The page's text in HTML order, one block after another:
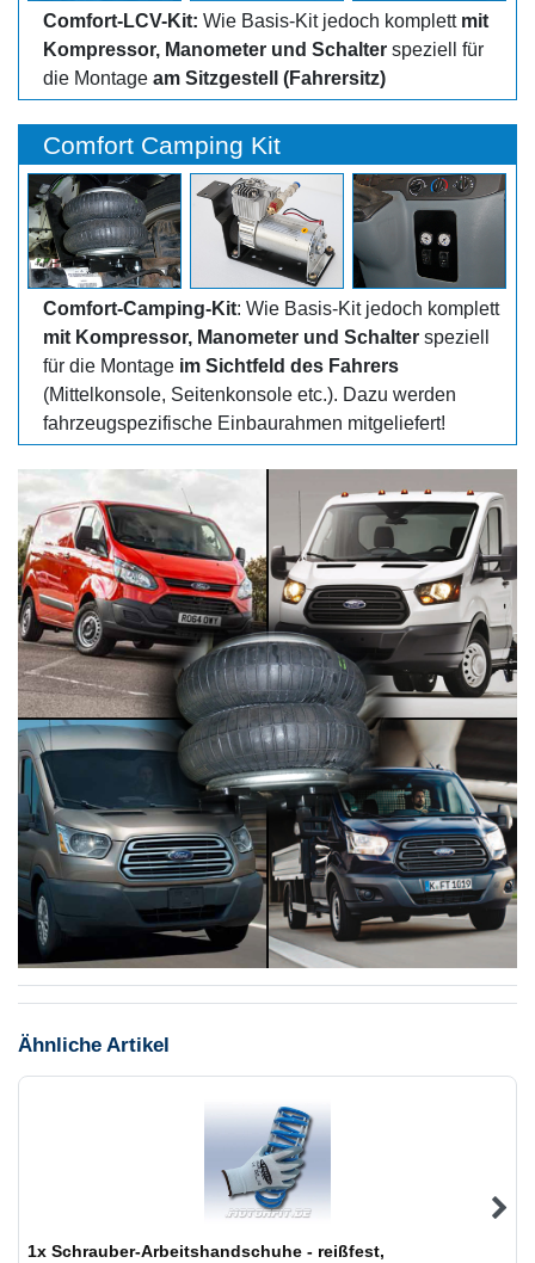
Comfort-LCV-Kit: Wie Basis-Kit jedoch komplett mit
Kompressor, Manometer und Schalter speziell für
die Montage am Sitzgestell (Fahrersitz)
Comfort Camping Kit
Comfort-Camping-Kit: Wie Basis-Kit jedoch komplett
mit Kompressor, Manometer und Schalter speziell
für die Montage im Sichtfeld des Fahrers
(Mittelkonsole, Seitenkonsole etc.). Dazu werden
fahrzeugspezifische Einbaurahmen mitgeliefert!
Ähnliche Artikel
1x Schrauber-Arbeitshandschuhe - reißfest,